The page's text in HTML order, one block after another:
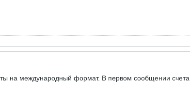
на международный формат. В первом сообщении